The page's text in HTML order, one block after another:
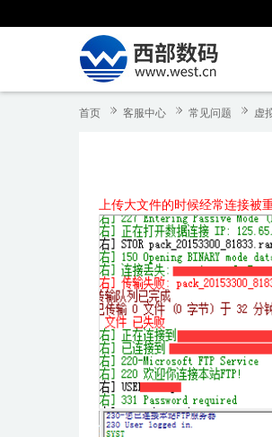
首页 客服中心 常见问题 虚
上传大文件的时候经常连接被